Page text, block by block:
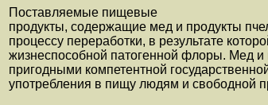
Поставляемые пищевые
продукты, содержащие мед и продукты
процессу переработки, в результате
жизнеспособной патогенной флоры. Мед и
пригодными компетентной
употребления в пищу людям и свободной